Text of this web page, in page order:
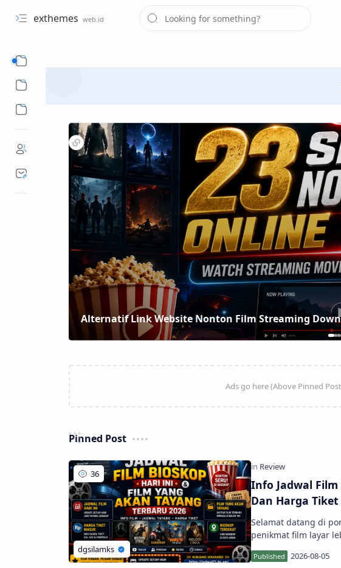
Navigation menu
exthemes
Pinned Post
Info Jadwal
Dan Harga
Selamat datang di
penikmat film layar
pasangan, atau
adalah...